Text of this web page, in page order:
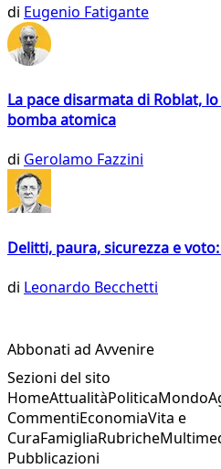
di Eugenio Fatigante
La pace disarmata di Roblat,
bomba atomica
di Gerolamo Fazzini
Delitti, paura, sicurezza e
di Leonardo Becchetti
Abbonati ad Avvenire
Sezioni del sito
HomeAttualitàPoliticaMondo
CommentiEconomiaVita e
CuraFamigliaRubriche
Pubblicazioni